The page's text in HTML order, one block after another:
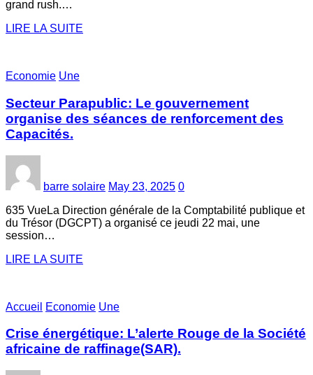
grand rush.…
LIRE LA SUITE
Economie Une
Secteur Parapublic: Le gouvernement
organise des séances de renforcement des
Capacités.
barre solaire May 23, 2025 0
635 VueLa Direction générale de la Comptabilité publique et
du Trésor (DGCPT) a organisé ce jeudi 22 mai, une
session…
LIRE LA SUITE
Accueil Economie Une
Crise énergétique: L’alerte Rouge de la Société
africaine de raffinage(SAR).